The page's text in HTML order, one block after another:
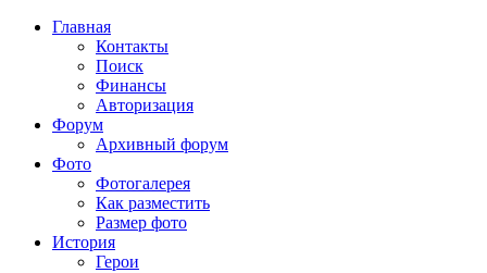
Главная
Контакты
Поиск
Финансы
Авторизация
Форум
Архивный форум
Фото
Фотогалерея
Как разместить
Размер фото
История
Герои